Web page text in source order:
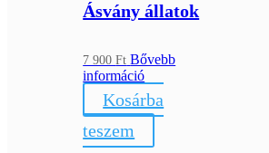
Ásvány állatok
7 900Ft Bővebb
információ
Kosárba
teszem